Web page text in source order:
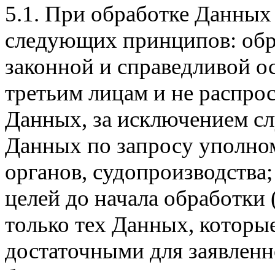
5.1. При обработке
следующих принципов:
законной и справедливой
третьим лицам и не
Данных, за исключением
Данных по запросу
органов,
целей до начала
только тех Данных,
достаточными для